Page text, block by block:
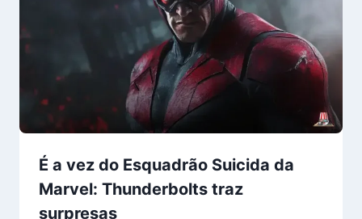
É a vez do Esquadrão Suicida da
Marvel: Thunderbolts traz
surpresas